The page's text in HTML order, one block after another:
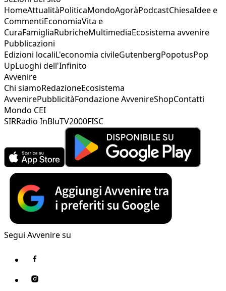
HomeAttualitàPoliticaMondoAgoràPodcastChiesaIdee e
CommentiEconomiaVita e
CuraFamigliaRubricheMultimediaEcosistema avvenire
Pubblicazioni
Edizioni localiL'economia civileGutenbergPopotusPop
UpLuoghi dell'Infinito
Avvenire
Chi siamoRedazioneEcosistema
AvvenirePubblicitàFondazione AvvenireShopContatti
Mondo CEI
SIRRadio InBluTV2000FISC
Segui Avvenire su